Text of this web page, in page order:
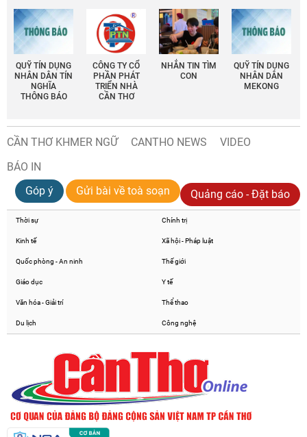
QUỸ TÍN DỤNG
NHÂN DÂN TÍN
NGHĨA
THÔNG BÁO
CÔNG TY CỔ
PHẦN PHÁT
TRIỂN NHÀ
CẦN THƠ
NHẮN TIN TÌM
CON
QUỸ TÍN DỤNG
NHÂN DÂN
MEKONG
CẦN THƠ KHMER NGỮ CANTHO NEWS
VIDEO
BÁO IN
Góp ý
Gửi bài về toà soạn Quảng cáo - Đặt báo
Thời sự Chính trị
Kinh tế Xã hội - Pháp luật
Quốc phòng - An ninh Thế giới
Giáo dục Y tế
Văn hóa - Giải trí Thể thao
Du lịch Công nghệ